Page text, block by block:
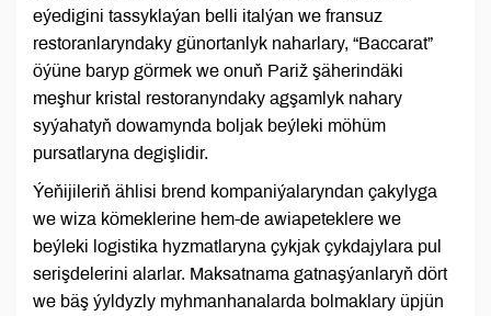
eýedigini tassyklaýan belli italýan we fransuz
restoranlaryndaky günortanlyk naharlary, “Baccarat”
öýüne baryp görmek we onuň Pariž şäherindäki
meşhur kristal restoranyndaky agşamlyk nahary
syýahatyň dowamynda boljak beýleki möhüm
pursatlaryna degişlidir.
Ýeňijileriň ählisi brend kompaniýalaryndan çakylyga
we wiza kömeklerine hem-de awiapeteklere we
beýleki logistika hyzmatlaryna çykjak çykdajylara pul
serişdelerini alarlar. Maksatnama gatnaşýanlaryň dört
we bäş ýyldyzly myhmanhanalarda bolmaklary üpjün